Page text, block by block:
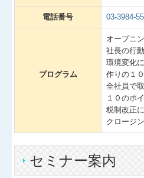
電話番号 03-3984-
プログラム
オープニ
社長の行
環境変化
作りの１
全社員で
１０のポ
税制改正
クロージ
セミナー案内